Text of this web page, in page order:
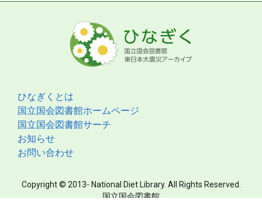
ひなぎくとは
国立国会図書館ホームページ
国立国会図書館サーチ
お知らせ
お問い合わせ
Copyright © 2013- National Diet Library. All Rights Reserved.